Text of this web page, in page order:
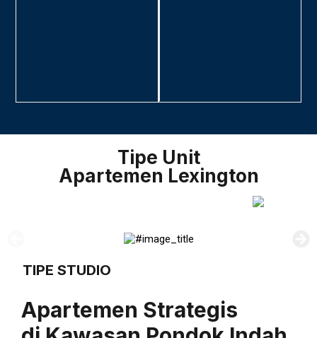
Tipe Unit
Apartemen Lexington
TIPE STUDIO
Apartemen Strategis